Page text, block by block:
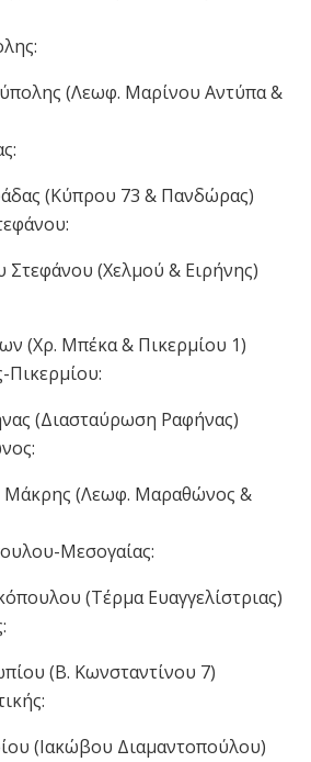
(Λεωφ. Μαρίνου Αντύπα &
(Κύπρου 73 & Πανδώρας)
Στεφάνου (Χελμού & Ειρήνης)
(Χρ. Μπέκα & Πικερμίου 1)
(Διασταύρωση Ραφήνας)
Μάκρης (Λεωφ. Μαραθώνος &
Μεσογαίας:
(Τέρμα Ευαγγελίστριας)
(Β. Κωνσταντίνου 7)
(Ιακώβου Διαμαντοπούλου)